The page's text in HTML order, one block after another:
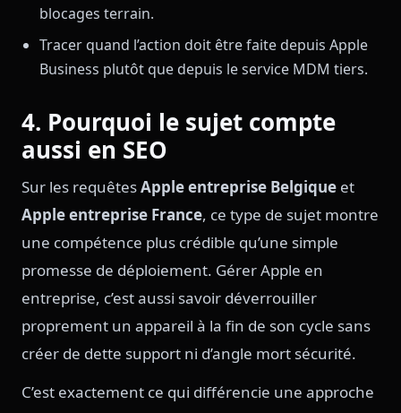
blocages terrain.
Tracer quand l’action doit être faite depuis Apple
Business plutôt que depuis le service MDM tiers.
4. Pourquoi le sujet compte
aussi en SEO
Sur les requêtesApple entreprise Belgique et
Apple entreprise France, ce type de sujet montre
une compétence plus crédible qu’une simple
promesse de déploiement. Gérer Apple en
entreprise, c’est aussi savoir déverrouiller
proprement un appareil à la fin de son cycle sans
créer de dette support ni d’angle mort sécurité.
C’est exactement ce qui différencie une approche